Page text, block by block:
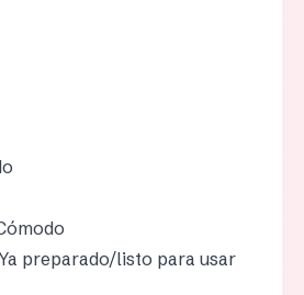
preparado/listo para usar